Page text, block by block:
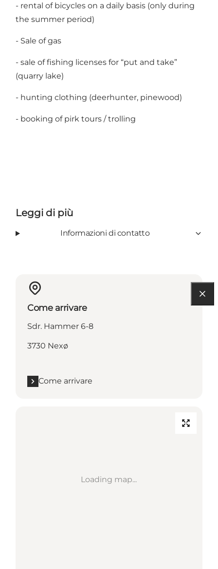
- rental of bicycles on a daily basis (only during
the summer period)
- Sale of gas
- sale of fishing licenses for “put and take”
(quarry lake)
- hunting clothing (deerhunter, pinewood)
- booking of pirk tours / trolling
Leggi di più
Informazioni di contatto
Come arrivare
Sdr. Hammer 6-8
3730 Nexø
Come arrivare
Loading map...